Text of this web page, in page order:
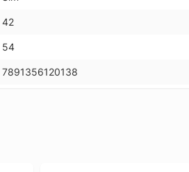
42
54
7891356120138